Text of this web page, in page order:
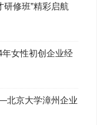
研修班”精彩启航
女性初创企业经
北京大学漳州企业